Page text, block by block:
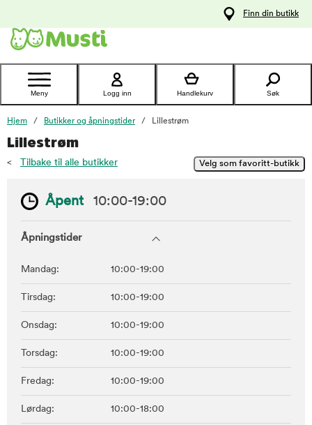
Kontakt
kundeservice
Finn din butikk
Meny Logg inn Handlekurv Søk
Hjem Butikker og åpningstider Lillestrøm
Lillestrøm
< Tilbake til alle butikker
Åpent 10:00-19:00
Åpningstider
Mandag: 10:00-19:00
Tirsdag: 10:00-19:00
Onsdag: 10:00-19:00
Torsdag: 10:00-19:00
Fredag: 10:00-19:00
Lørdag: 10:00-18:00